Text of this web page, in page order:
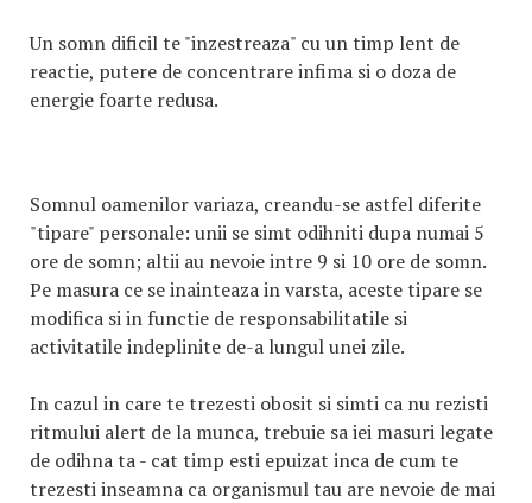
Un somn dificil te "inzestreaza" cu un timp lent de
reactie, putere de concentrare infima si o doza de
energie foarte redusa.
Somnul oamenilor variaza, creandu-se astfel diferite
"tipare" personale: unii se simt odihniti dupa numai 5
ore de somn; altii au nevoie intre 9 si 10 ore de somn.
Pe masura ce se inainteaza in varsta, aceste tipare se
modifica si in functie de responsabilitatile si
activitatile indeplinite de-a lungul unei zile.
In cazul in care te trezesti obosit si simti ca nu rezisti
ritmului alert de la munca, trebuie sa iei masuri legate
de odihna ta - cat timp esti epuizat inca de cum te
trezesti inseamna ca organismul tau are nevoie de mai